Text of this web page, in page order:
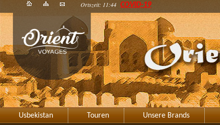
Ortszeit: 11:44 COVID-19
Usbekistan Touren Unsere Brands